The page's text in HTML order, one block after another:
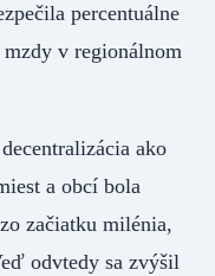
percentuálne
v regionálnom
ako
a obcí bola
začiatku milénia,
odvtedy sa zvýšil